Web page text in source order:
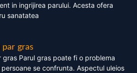
in ingrijirea parului. Acesta ofera
sanatatea
gras
Parul gras poate fi o problema
se confrunta. Aspectul uleios